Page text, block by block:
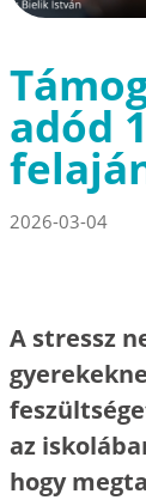
adód
2026-03-04
A stressz
az
hogy